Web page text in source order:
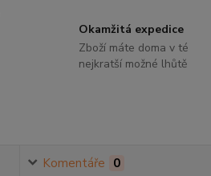
Okamžitá expedice
Zboží máte doma v té
nejkratší možné lhůtě
Komentáře 0